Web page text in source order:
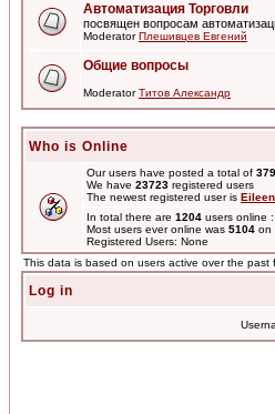
Автоматизация Торговли
посвящен вопросам
ModeratorПлешивцев Евгений
Общие вопросы
ModeratorТитов Александр
Who is Online
Our users have posted a total of
We have 23723 registered users
The newest registered user is
In total there are 1204 users online
Most users ever online was 5104 on
Registered Users: None
This data is based on users active over the past
Log in